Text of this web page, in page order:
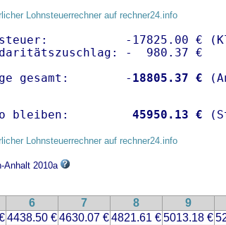
Lohnsteuerrechner auf rechner24.info
-17825.00 €
-  980.37 €
gesamt:        - 18805.37 €
bleiben: 45950.13 €
Lohnsteuerrechner auf rechner24.info
Anhalt 2010a
6 7 8 9
4438.50 €4630.07 €4821.61 €5013.18 €